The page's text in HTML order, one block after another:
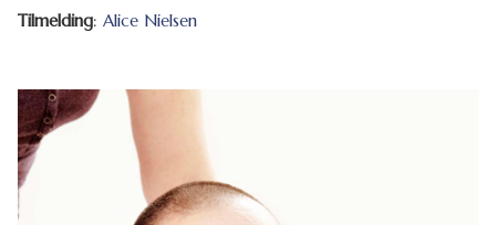
Tilmelding:Alice Nielsen